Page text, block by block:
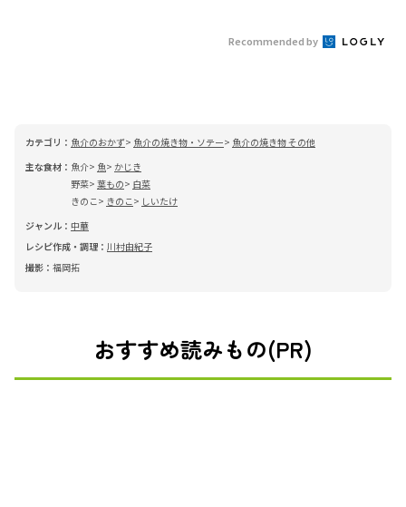
Recommended by
カテゴリ： 魚介のおかず 魚介の焼き物・ソテー
魚介の焼き物 その他
主な食材： 魚介 魚
かじき
野菜 葉もの
白菜
きのこ
きのこ
しいたけ
ジャンル： 中華
レシピ作成・調理： 川村由紀子
撮影： 福岡拓
おすすめ読みもの(PR)